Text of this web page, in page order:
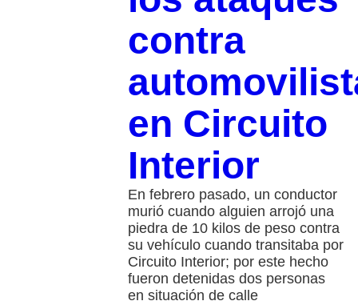
contra
en Circuito
Interior
En febrero pasado, un conductor
murió cuando alguien arrojó una
piedra de 10 kilos de peso contra
su vehículo cuando transitaba por
Circuito Interior; por este hecho
fueron detenidas dos personas
en situación de calle